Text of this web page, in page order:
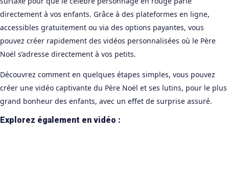
directement à vos enfants. Grâce à des plateformes en ligne,
accessibles gratuitement ou via des options payantes, vous
pouvez créer rapidement des vidéos personnalisées où le Père
Noël s’adresse directement à vos petits.
Découvrez comment en quelques étapes simples, vous pouvez
créer une vidéo captivante du Père Noël et ses lutins, pour le plus
grand bonheur des enfants, avec un effet de surprise assuré.
Explorez également en vidéo :